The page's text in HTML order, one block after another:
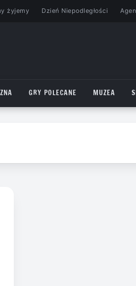
żyjemy Dzień Niepodległości
GRY POLECANE MUZEA